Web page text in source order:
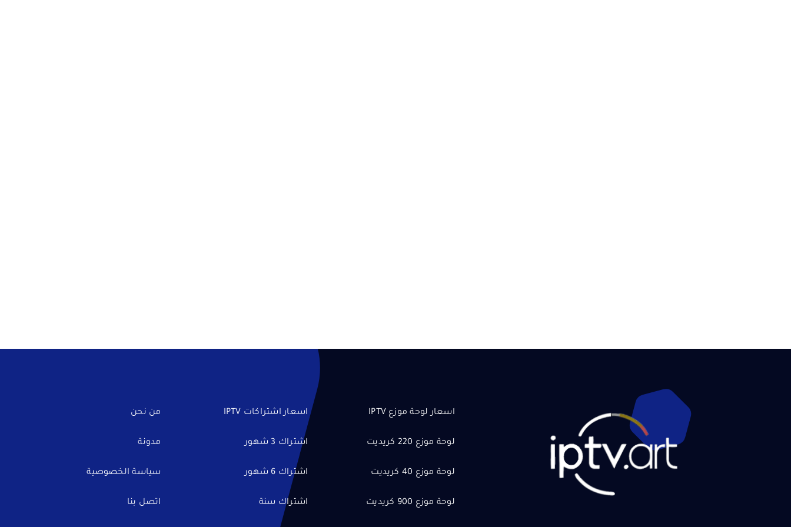
اسعار لوحة موزع IPTV
لوحة موزع 220 كريديت
لوحة موزع 40 كريديت
لوحة موزع 900 كريديت
اسعار اشتراكات IPTV
اشتراك 3 شهور
اشتراك 6 شهور
اشتراك سنة
من نحن
مدونة
سياسة الخصوصية
اتصل بنا